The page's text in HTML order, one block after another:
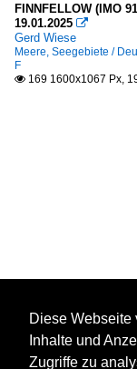
FINNFELLOW (IMO
19.01.2025 
Gerd Wiese
Meere, Seegebiete /
F
 169 1600x1067 Px,
Diese Webseite
Inhalte und
Zugriffe zu